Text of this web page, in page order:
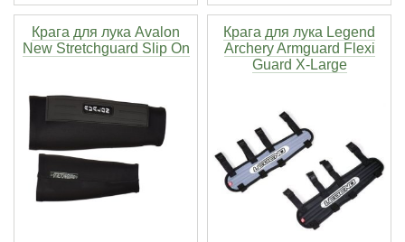
Крага для лука Avalon
New Stretchguard Slip On
Крага для лука Legend
Archery Armguard Flexi
Guard X-Large